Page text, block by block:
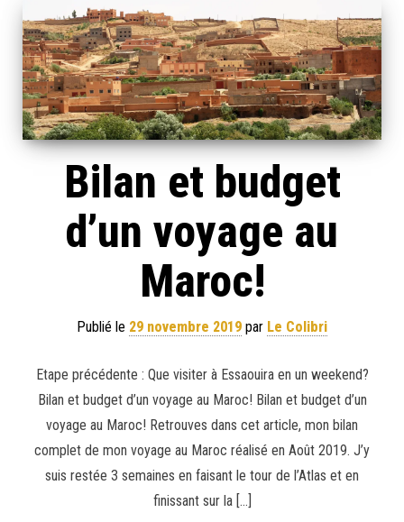
Bilan et budget
d’un voyage au
Maroc!
Publié le 29 novembre 2019 par Le Colibri
Etape précédente : Que visiter à Essaouira en un weekend?
Bilan et budget d’un voyage au Maroc! Bilan et budget d’un
voyage au Maroc! Retrouves dans cet article, mon bilan
complet de mon voyage au Maroc réalisé en Août 2019. J’y
suis restée 3 semaines en faisant le tour de l’Atlas et en
finissant sur la […]